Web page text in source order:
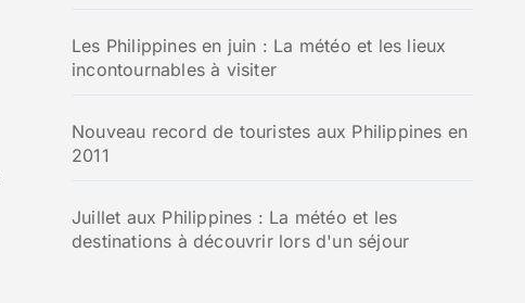
Les Philippines en juin : La météo et les lieux
incontournables à visiter
Nouveau record de touristes aux Philippines en
2011
Juillet aux Philippines : La météo et les
destinations à découvrir lors d'un séjour